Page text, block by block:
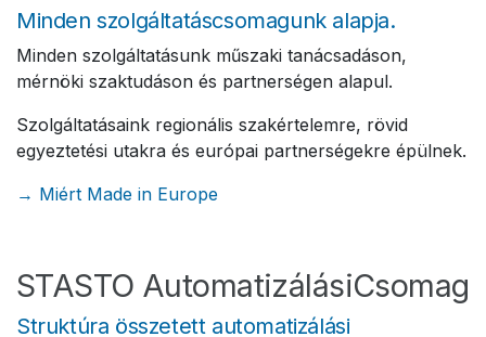
Minden szolgáltatáscsomagunk alapja.
Minden szolgáltatásunk műszaki tanácsadáson,
mérnöki szaktudáson és partnerségen alapul.
Szolgáltatásaink regionális szakértelemre, rövid
egyeztetési utakra és európai partnerségekre épülnek.
→ Miért Made in Europe
STASTO AutomatizálásiCsomag
Struktúra összetett automatizálási